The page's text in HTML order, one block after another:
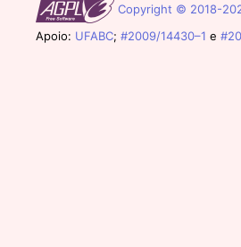
Copyright © 2018-
Apoio: UFABC; #2009/14430–1 e